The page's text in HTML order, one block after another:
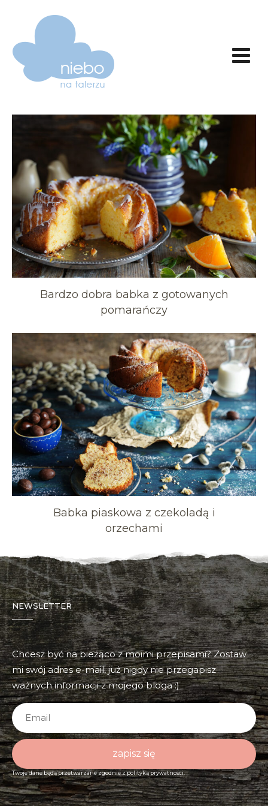
Bardzo dobra babka z gotowanych
pomarańczy
Babka piaskowa z czekoladą i
orzechami
NEWSLETTER
Chcesz być na bieżąco z moimi przepisami? Zostaw
mi swój adres e-mail, już nigdy nie przegapisz
ważnych informacji z mojego bloga :)
zapisz się
Twoje dane będą przetwarzane zgodnie zpolityką prywatności.